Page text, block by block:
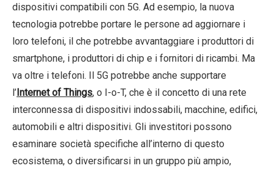
dispositivi compatibili con 5G. Ad esempio, la nuova
tecnologia potrebbe portare le persone ad aggiornare i
loro telefoni, il che potrebbe avvantaggiare i produttori di
smartphone, i produttori di chip e i fornitori di ricambi. Ma
va oltre i telefoni. Il 5G potrebbe anche supportare
l’Internet of Things, o I-o-T, che è il concetto di una rete
interconnessa di dispositivi indossabili, macchine, edifici,
automobili e altri dispositivi. Gli investitori possono
esaminare società specifiche all’interno di questo
ecosistema, o diversificarsi in un gruppo più ampio,